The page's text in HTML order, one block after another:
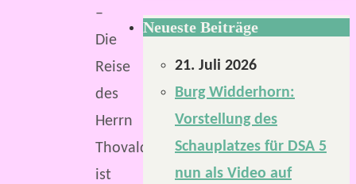
–
Die
Reise
des
Herrn
Thovaldin“
ist
Neueste Beiträge
21. Juli 2026
Burg Widderhorn:
Vorstellung des
Schauplatzes für DSA 5
nun als Video auf